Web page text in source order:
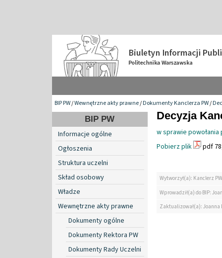
BIP PW/Wewnętrzne akty prawne/Dokumenty Kanclerza PW/
BIP PW
Informacje ogólne
Ogłoszenia
Struktura uczelni
Skład osobowy
Władze
Wewnętrzne akty prawne
Dokumenty ogólne
Dokumenty Rektora PW
Dokumenty Rady Uczelni
Decyzja
w sprawie
Pobierz plik
pdf
Wytworzył(a): Kanclerz PW
Wprowadził(a) do BIP:
Zaktualizował(a):